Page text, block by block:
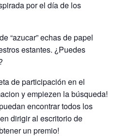
por el día de los
“azucar” echas de papel
estantes. ¿Puedes
de participación en el
y empiezen la búsqueda!
encontrar todos los
dirigir al escritorio de
un premio!